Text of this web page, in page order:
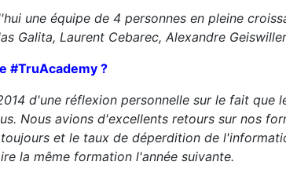
une équipe de 4 personnes en pleine
Galita, Laurent Cebarec, Alexandre
#TruAcademy ?
d'une réflexion personnelle sur le fait que
Nous avions d'excellents retours sur nos
et le taux de déperdition de
la même formation l'année suivante.